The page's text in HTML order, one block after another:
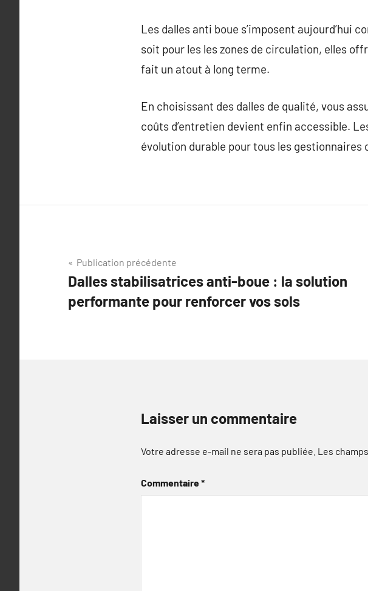
Les dalles anti boue s’imposent aujourd’hui
soit pour les les zones de circulation, elles
fait un atout à long terme.
En choisissant des dalles de qualité, vous
coûts d’entretien devient enfin accessible.
évolution durable pour tous les gestionnaires
Navigation
de
l’article
Publication précédente
Dalles stabilisatrices anti-boue : la solution
performante pour renforcer vos sols
Laisser un commentaire
Votre adresse e-mail ne sera pas publiée. Les
Commentaire*